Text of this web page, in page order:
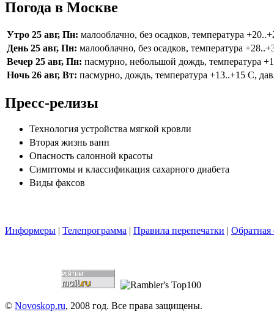
Погода в Москве
Утро 25 авг, Пн: малооблачно, без осадков, температура
День 25 авг, Пн: малооблачно, без осадков, температура
Вечер 25 авг, Пн: пасмурно, небольшой дождь, температура
Ночь 26 авг, Вт: пасмурно, дождь, температура +13..+15 С,
Пресс-релизы
Технология устройства мягкой кровли
Вторая жизнь ванн
Опасность салонной красоты
Симптомы и классификация сахарного диабета
Виды факсов
Информеры | Телепрограмма | Правила перепечатки | Обратная
© Novoskop.ru, 2008 год. Все права защищены.